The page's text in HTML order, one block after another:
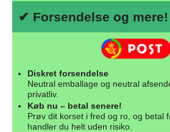
✔ Forsendelse og mere!
Diskret forsendelse
Neutral emballage og neutral
privatliv.
Køb nu – betal senere!
Prøv dit korset i fred og ro, og betal
handler du helt uden risiko.